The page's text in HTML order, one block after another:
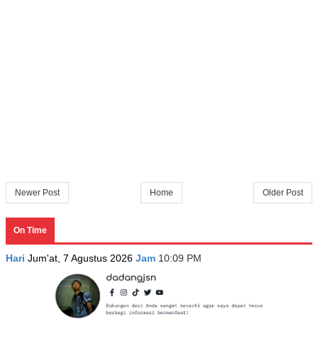
Newer Post Older Post
Home
On Time
Hari Jum'at, 7 Agustus 2026 Jam 10:09 PM